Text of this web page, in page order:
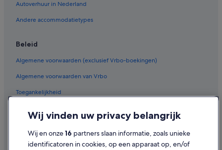
Autoverhuur in Nederland
Andere accommodatietypes
Beleid
Algemene voorwaarden (exclusief Vrbo-boekingen)
Algemene voorwaarden van Vrbo
Toegankelijkheid
Gebruiksvoorwaarden
Wij vinden uw privacy belangrijk
Wij en onze16 partners slaan informatie, zoals unieke
identificatoren in cookies, op een apparaat op, en/of